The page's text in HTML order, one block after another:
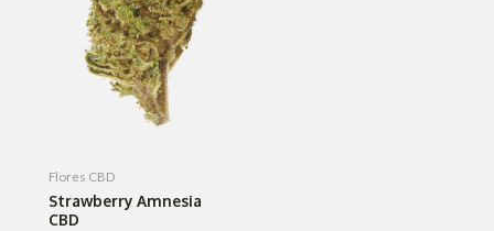
Flores CBD
Strawberry Amnesia
CBD